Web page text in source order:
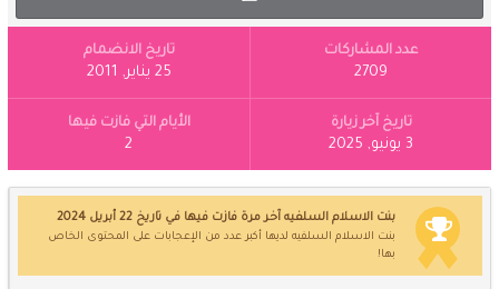
عدد المشاركات
2709
تاريخ الانضمام
25 يناير, 2011
تاريخ آخر زيارة
3 يونيو, 2025
الأيام التي فازت فيها
2
بنت الاسلام السلفيه آخر مرة فازت فيها في تاريخ 22 أبريل 2024
بنت الاسلام السلفيه لديها أكبر عدد من الإعجابات على المحتوى الخاص
بها!